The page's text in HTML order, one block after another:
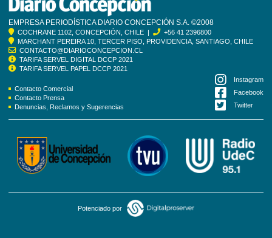
EMPRESA PERIODÍSTICA DIARIO CONCEPCIÓN S.A. ©2008
COCHRANE 1102, CONCEPCIÓN, CHILE |
+56 41 2396800
MARCHANT PEREIRA 10, TERCER PISO, PROVIDENCIA, SANTIAGO, CHILE
CONTACTO@DIARIOCONCEPCION.CL
TARIFA SERVEL DIGITAL DCCP 2021
TARIFA SERVEL PAPEL DCCP 2021
Contacto Comercial
Contacto Prensa
Denuncias, Reclamos y Sugerencias
Instagram
Facebook
Twitter
Potenciado por